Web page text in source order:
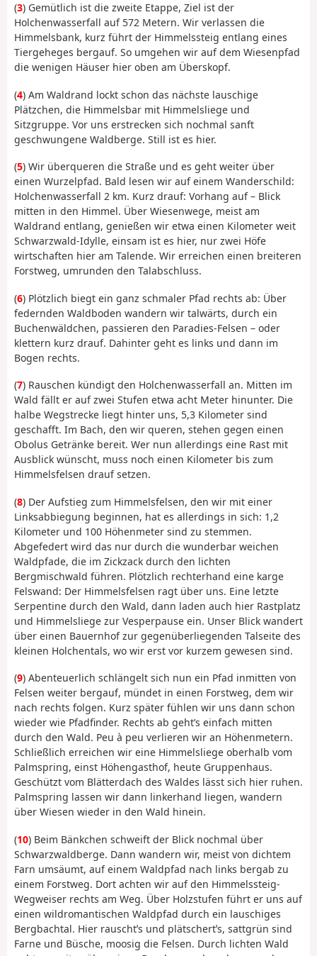
(3) Gemütlich ist die zweite Etappe, Ziel ist der
Holchenwasserfall auf 572 Metern. Wir verlassen die
Himmelsbank, kurz führt der Himmelssteig entlang eines
Tiergeheges bergauf. So umgehen wir auf dem Wiesenpfad
die wenigen Häuser hier oben am Überskopf.
(4) Am Waldrand lockt schon das nächste lauschige
Plätzchen, die Himmelsbar mit Himmelsliege und
Sitzgruppe. Vor uns erstrecken sich nochmal sanft
geschwungene Waldberge. Still ist es hier.
(5) Wir überqueren die Straße und es geht weiter über
einen Wurzelpfad. Bald lesen wir auf einem Wanderschild:
Holchenwasserfall 2 km. Kurz drauf: Vorhang auf – Blick
mitten in den Himmel. Über Wiesenwege, meist am
Waldrand entlang, genießen wir etwa einen Kilometer weit
Schwarzwald-Idylle, einsam ist es hier, nur zwei Höfe
wirtschaften hier am Talende. Wir erreichen einen breiteren
Forstweg, umrunden den Talabschluss.
(6) Plötzlich biegt ein ganz schmaler Pfad rechts ab: Über
federnden Waldboden wandern wir talwärts, durch ein
Buchenwäldchen, passieren den Paradies-Felsen – oder
klettern kurz drauf. Dahinter geht es links und dann im
Bogen rechts.
(7) Rauschen kündigt den Holchenwasserfall an. Mitten im
Wald fällt er auf zwei Stufen etwa acht Meter hinunter. Die
halbe Wegstrecke liegt hinter uns, 5,3 Kilometer sind
geschafft. Im Bach, den wir queren, stehen gegen einen
Obolus Getränke bereit. Wer nun allerdings eine Rast mit
Ausblick wünscht, muss noch einen Kilometer bis zum
Himmelsfelsen drauf setzen.
(8) Der Aufstieg zum Himmelsfelsen, den wir mit einer
Linksabbiegung beginnen, hat es allerdings in sich: 1,2
Kilometer und 100 Höhenmeter sind zu stemmen.
Abgefedert wird das nur durch die wunderbar weichen
Waldpfade, die im Zickzack durch den lichten
Bergmischwald führen. Plötzlich rechterhand eine karge
Felswand: Der Himmelsfelsen ragt über uns. Eine letzte
Serpentine durch den Wald, dann laden auch hier Rastplatz
und Himmelsliege zur Vesperpause ein. Unser Blick wandert
über einen Bauernhof zur gegenüberliegenden Talseite des
kleinen Holchentals, wo wir erst vor kurzem gewesen sind.
(9) Abenteuerlich schlängelt sich nun ein Pfad inmitten von
Felsen weiter bergauf, mündet in einen Forstweg, dem wir
nach rechts folgen. Kurz später fühlen wir uns dann schon
wieder wie Pfadfinder. Rechts ab geht’s einfach mitten
durch den Wald. Peu à peu verlieren wir an Höhenmetern.
Schließlich erreichen wir eine Himmelsliege oberhalb vom
Palmspring, einst Höhengasthof, heute Gruppenhaus.
Geschützt vom Blätterdach des Waldes lässt sich hier ruhen.
Palmspring lassen wir dann linkerhand liegen, wandern
über Wiesen wieder in den Wald hinein.
(10) Beim Bänkchen schweift der Blick nochmal über
Schwarzwaldberge. Dann wandern wir, meist von dichtem
Farn umsäumt, auf einem Waldpfad nach links bergab zu
einem Forstweg. Dort achten wir auf den Himmelssteig-
Wegweiser rechts am Weg. Über Holzstufen führt er uns auf
einen wildromantischen Waldpfad durch ein lauschiges
Bergbachtal. Hier rauschtˈs und plätschertˈs, sattgrün sind
Farne und Büsche, moosig die Felsen. Durch lichten Wald